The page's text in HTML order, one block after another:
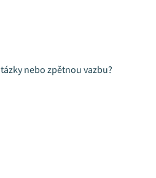
nebo zpětnou vazbu?